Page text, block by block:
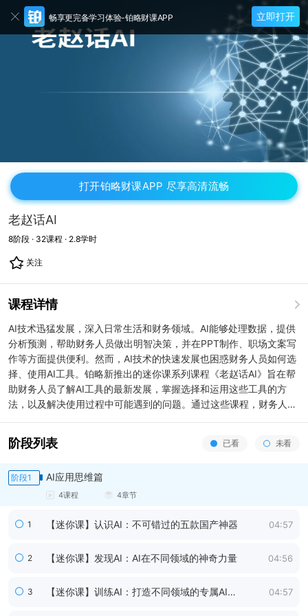
畅享更完备学习体验-铂略财课APP 立即打开
打开铂略财课APP 尽享高清流畅
老赵话AI
8阶段 · 32课程 · 2.8学时
关注
课程详情
AI技术迅猛发展，深入日常生活和财务领域。AI能够处理数据，提供
分析预测，帮助财务人员做出明智决策，并在PPT制作、职场文案写
作等方面提供便利。然而，AI技术的快速发展也困惑财务人员如何选
择、使用AI工具。铂略新推出的迷你课系列课程《老赵话AI》旨在帮
助财务人员了解AI工具的最新发展，掌握选择和运用这些工具的方
法，以及解决使用过程中可能遇到的问题。通过这些课程，财务人员
阶段列表 已看 未看
阶段1 AI应用思维篇
4课程 4章节
1 【迷你课】认识AI：不可错过的五款国产神器 04:57
2 【迷你课】发现AI：AI在不同领域的神奇力量 04:56
3
【迷你课】训练AI：打造不同领域的专属AI顾
04:57